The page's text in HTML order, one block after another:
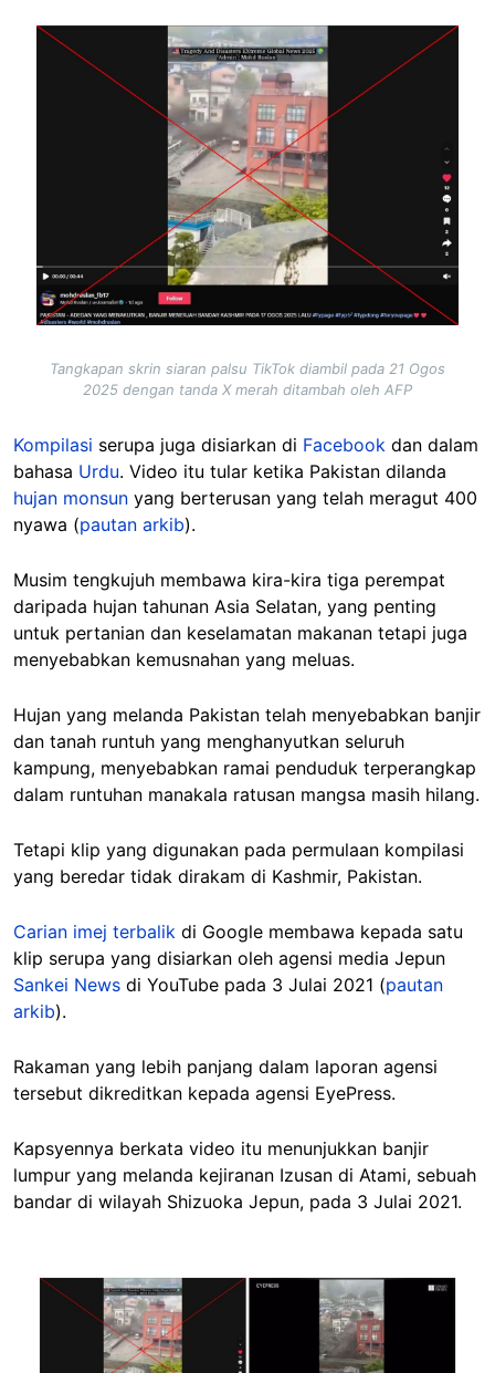
Image
Tangkapan skrin siaran palsu TikTok diambil pada 21 Ogos
2025 dengan tanda X merah ditambah oleh AFP
Kompilasi serupa juga disiarkan di Facebook dan dalam
bahasa Urdu. Video itu tular ketika Pakistan dilanda
hujan monsun yang berterusan yang telah meragut 400
nyawa (pautan arkib).
Musim tengkujuh membawa kira-kira tiga perempat
daripada hujan tahunan Asia Selatan, yang penting
untuk pertanian dan keselamatan makanan tetapi juga
menyebabkan kemusnahan yang meluas.
Hujan yang melanda Pakistan telah menyebabkan banjir
dan tanah runtuh yang menghanyutkan seluruh
kampung, menyebabkan ramai penduduk terperangkap
dalam runtuhan manakala ratusan mangsa masih hilang.
Tetapi klip yang digunakan pada permulaan kompilasi
yang beredar tidak dirakam di Kashmir, Pakistan.
Carian imej terbalik di Google membawa kepada satu
klip serupa yang disiarkan oleh agensi media Jepun
Sankei News di YouTube pada 3 Julai 2021 (pautan
arkib).
Rakaman yang lebih panjang dalam laporan agensi
tersebut dikreditkan kepada agensi EyePress.
Kapsyennya berkata video itu menunjukkan banjir
lumpur yang melanda kejiranan Izusan di Atami, sebuah
bandar di wilayah Shizuoka Jepun, pada 3 Julai 2021.
Image